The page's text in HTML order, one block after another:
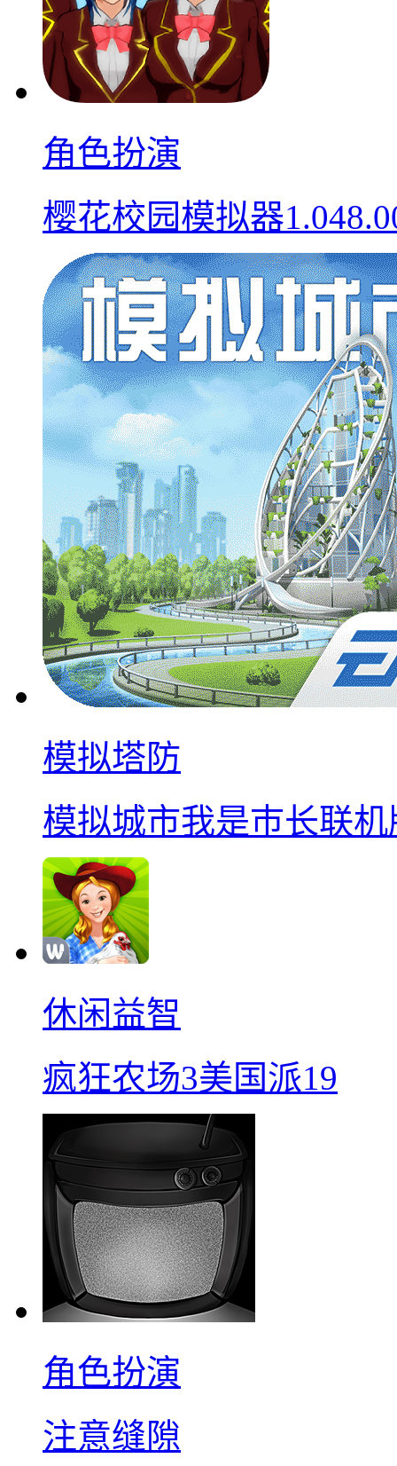
角色扮演
樱花校园模拟器
模拟塔防
模拟城市我是巿长联机
休闲益智
疯狂农场3美国派19
角色扮演
注意缝隙